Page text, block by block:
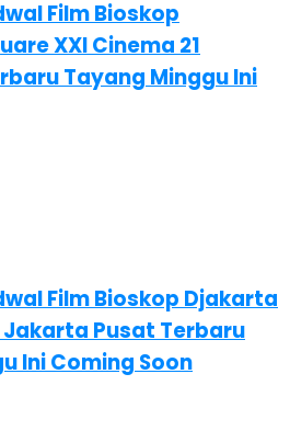
Film Bioskop
XXI Cinema 21
Tayang Minggu Ini
Film Bioskop Djakarta
Jakarta Pusat Terbaru
Ini Coming Soon